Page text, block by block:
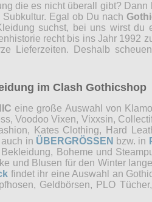
die es nicht überall gibt?
Egal ob Du nach
suchst, bei uns wirst du
recht bis ins Jahr 1992
Lieferzeiten. Deshalb
im Clash Gothicshop
eine große Auswahl von
Voodoo Vixen, Vixxsin,
Kates Clothing, Hard
in ÜBERGRÖSSEN bzw. in
Boheme und
und Blusen für den Winter
findet ihr eine Auswahl an
Geldbörsen, PLO